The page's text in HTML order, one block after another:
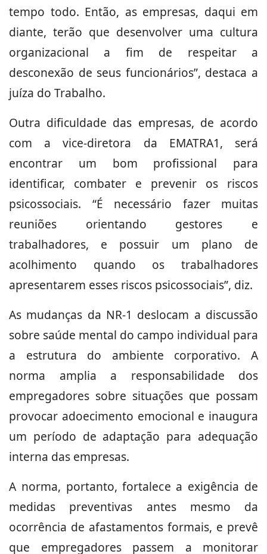
tempo todo. Então, as empresas, daqui em
diante, terão que desenvolver uma cultura
organizacional a fim de respeitar a
desconexão de seus funcionários”, destaca a
juíza do Trabalho.
Outra dificuldade das empresas, de acordo
com a vice-diretora da EMATRA1, será
encontrar um bom profissional para
identificar, combater e prevenir os riscos
psicossociais. “É necessário fazer muitas
reuniões orientando gestores e
trabalhadores, e possuir um plano de
acolhimento quando os trabalhadores
apresentarem esses riscos psicossociais”, diz.
As mudanças da NR-1 deslocam a discussão
sobre saúde mental do campo individual para
a estrutura do ambiente corporativo. A
norma amplia a responsabilidade dos
empregadores sobre situações que possam
provocar adoecimento emocional e inaugura
um período de adaptação para adequação
interna das empresas.
A norma, portanto, fortalece a exigência de
medidas preventivas antes mesmo da
ocorrência de afastamentos formais, e prevê
que empregadores passem a monitorar